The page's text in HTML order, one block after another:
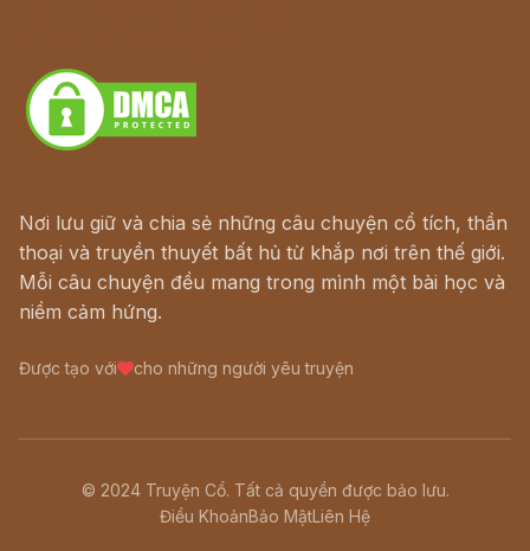
Nơi lưu giữ và chia sẻ những câu chuyện cổ tích, thần
thoại và truyền thuyết bất hủ từ khắp nơi trên thế giới.
Mỗi câu chuyện đều mang trong mình một bài học và
niềm cảm hứng.
Được tạo với cho những người yêu truyện
© 2024 Truyện Cổ. Tất cả quyền được bảo lưu.
Điều KhoảnBảo MậtLiên Hệ